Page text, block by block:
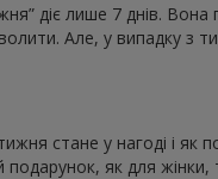
діє лише 7 днів.
Але, у випадку з
стане у нагоді і як
подарунок, як для жінки,